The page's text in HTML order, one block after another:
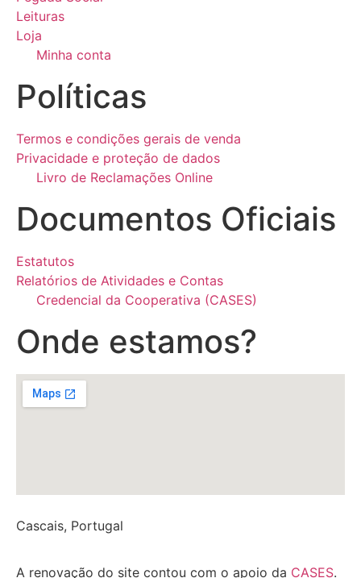
Leituras
Loja
Minha conta
Políticas
Termos e condições gerais de venda
Privacidade e proteção de dados
Livro de Reclamações Online
Documentos Oficiais
Estatutos
Relatórios de Atividades e Contas
Credencial da Cooperativa (CASES)
Onde estamos?
Cascais, Portugal
A renovação do site contou com o apoio da CASES.